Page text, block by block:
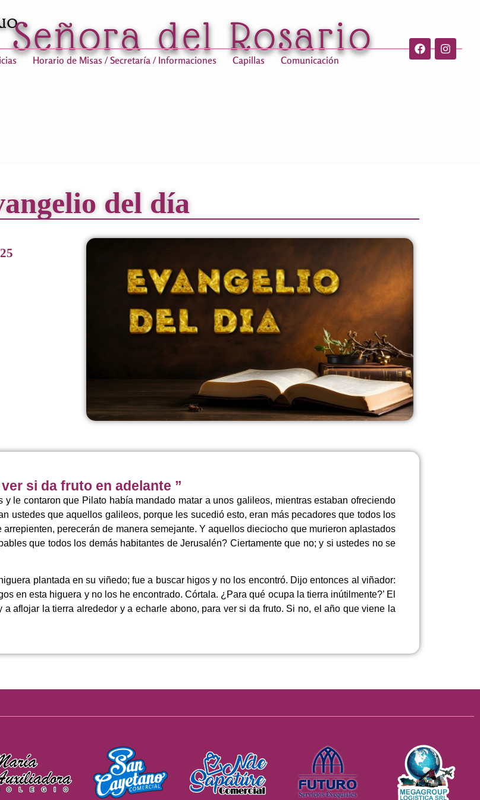
Señora del Rosario
Horario de Misas / Secretaría / Informaciones Capillas Comunicación
del día
ver si da fruto en adelante ”
le contaron que Pilato había mandado matar a unos galileos, mientras estaban ofreciendo
ustedes que aquellos galileos, porque les sucedió esto, eran más pecadores que todos los
perecerán de manera semejante. Y aquellos dieciocho que murieron aplastados
que todos los demás habitantes de Jerusalén? Ciertamente que no; y si ustedes no se
plantada en su viñedo; fue a buscar higos y no los encontró. Dijo entonces al viñador:
en esta higuera y no los he encontrado. Córtala. ¿Para qué ocupa la tierra inútilmente?’ El
a aflojar la tierra alrededor y a echarle abono, para ver si da fruto. Si no, el año que viene la